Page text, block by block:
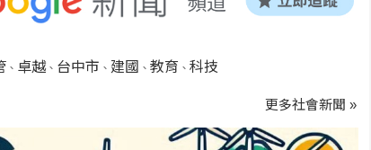
、 卓越、 台中市 、 建國 、 教育 、 科技
更多社會新聞 »